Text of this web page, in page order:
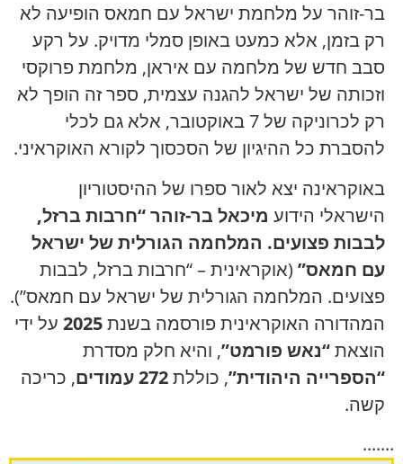
בר-זוהר על מלחמת ישראל עם חמאס הופיעה לא
רק בזמן, אלא כמעט באופן סמלי מדויק. על רקע
סבב חדש של מלחמה עם איראן, מלחמת פרוקסי
וזכותה של ישראל להגנה עצמית, ספר זה הופך לא
רק לכרוניקה של 7 באוקטובר, אלא גם לכלי
להסברת כל ההיגיון של הסכסוך לקורא האוקראיני.
באוקראינה יצא לאור ספרו של ההיסטוריון
הישראלי הידוע מיכאל בר-זוהר“חרבות ברזל,
לבבות פצועים. המלחמה הגורלית של ישראל
עם חמאס” (אוקראינית – “חרבות ברזל, לבבות
פצועים. המלחמה הגורלית של ישראל עם חמאס”).
המהדורה האוקראינית פורסמה בשנת2025 על ידי
הוצאת“נאש פורמט”, והיא חלק מסדרת
“הספרייה היהודית”, כוללת272 עמודים
, כריכה
קשה.
.......